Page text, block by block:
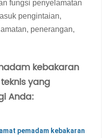
fungsi penyelamatan
pengintaian,
penerangan,
kebakaran
yang
Anda:
pemadam kebakaran